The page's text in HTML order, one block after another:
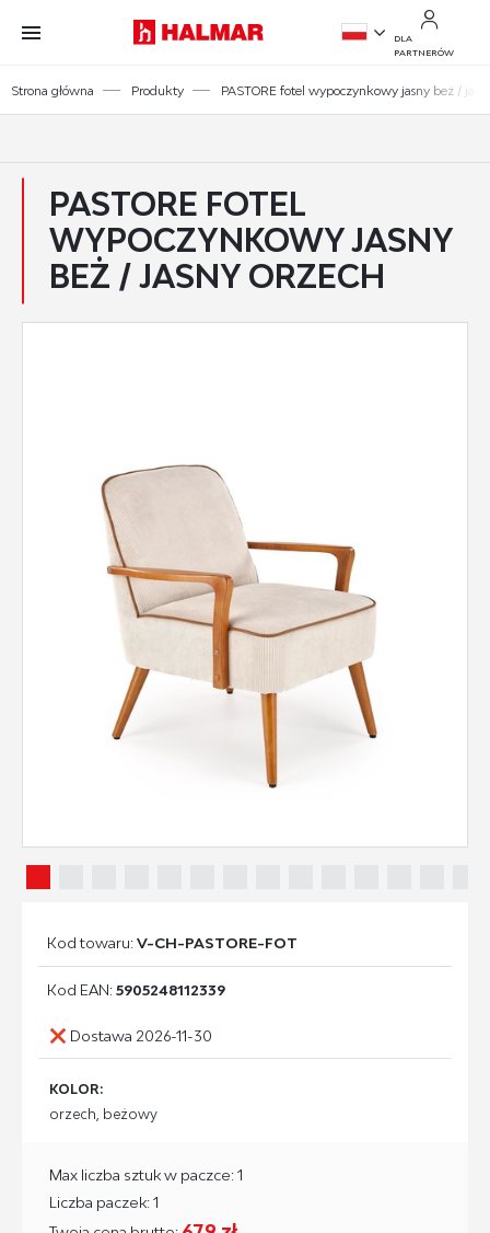
Przejdź do treści.
Przejdź do menu.
Przejdź do wyszukiwarki.
EN
DLA
PARTNERÓW
Strona główna Produkty PASTORE fotel wypoczynkowy jasny beż /
PASTORE FOTEL
WYPOCZYNKOWY JASNY
BEŻ / JASNY ORZECH
Kod towaru:V-CH-PASTORE-FOT
Kod EAN:5905248112339
Dostawa 2026-11-30
KOLOR:
orzech, beżowy
Max liczba sztuk w paczce: 1
Liczba paczek: 1